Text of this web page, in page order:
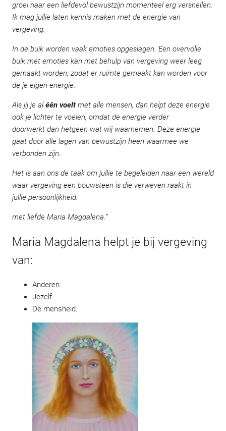
groei naar een liefdevol bewustzijn momenteel erg versnellen.
Ik mag jullie laten kennis maken met de energie van
vergeving.
In de buik worden vaak emoties opgeslagen. Een overvolle
buik met emoties kan met behulp van vergeving weer leeg
gemaakt worden, zodat er ruimte gemaakt kan worden voor
de je eigen energie.
Als jij je al één voelt met alle mensen, dan helpt deze energie
ook je lichter te voelen, omdat de energie verder
doorwerkt dan hetgeen wat wij waarnemen. Deze energie
gaat door alle lagen van bewustzijn heen waarmee we
verbonden zijn.
Het is aan ons de taak om jullie te begeleiden naar een wereld
waar vergeving een bouwsteen is die verweven raakt in
jullie persoonlijkheid.
met liefde Maria Magdalena.”
Maria Magdalena helpt je bij vergeving
van:
Anderen.
Jezelf.
De mensheid.